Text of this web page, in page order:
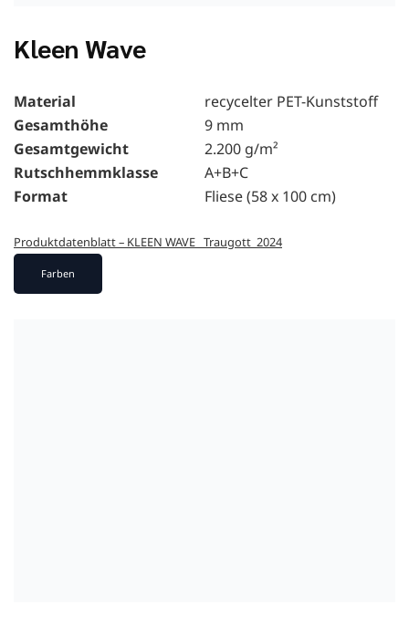
Kleen Wave
Material
Gesamthöhe
Gesamtgewicht
Rutschhemmklasse
Format
recycelter PET-Kunststoff
9 mm
2.200 g/m²
A+B+C
Fliese (58 x 100 cm)
Produktdatenblatt – KLEEN WAVE _Traugott_2024
Farben